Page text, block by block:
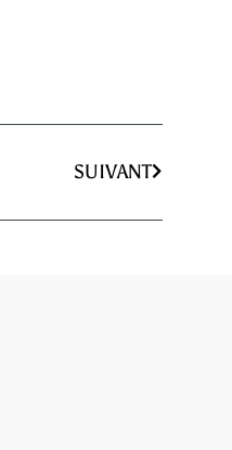
SUIVANT